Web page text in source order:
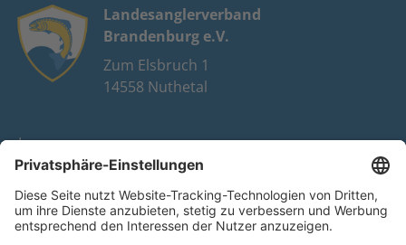
Landesanglerverband
Brandenburg e.V.
Zum Elsbruch 1
14558 Nuthetal
Impressum
Datenschutz
FAQ